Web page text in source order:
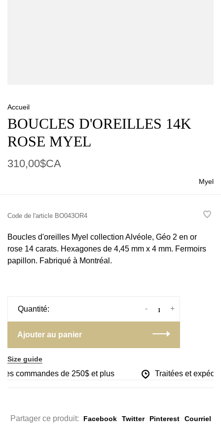
Accueil
BOUCLES D'OREILLES 14K
ROSE MYEL
310,00$CA
Myel
Code de l'article BO043OR4
Boucles d'oreilles Myel collection Alvéole, Géo 2 en or
rose 14 carats. Hexagones de 4,45 mm x 4 mm. Fermoirs
papillon. Fabriqué à Montréal.
Quantité: +
-
Ajouter au panier
Size guide
commandes de 250$ et plus Traitées et
Partager ce produit: Facebook Twitter Pinterest Courriel